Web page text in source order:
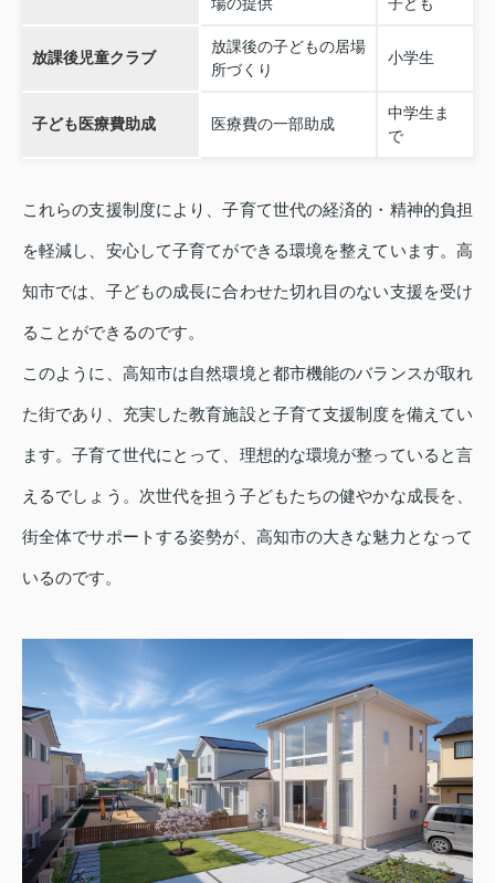
場の提供
子ども
放課後児童クラブ
放課後の子どもの居場
所づくり
小学生
子ども医療費助成 医療費の一部助成
中学生ま
で
これらの支援制度により、子育て世代の経済的・精神的負担
を軽減し、安心して子育てができる環境を整えています。高
知市では、子どもの成長に合わせた切れ目のない支援を受け
ることができるのです。
このように、高知市は自然環境と都市機能のバランスが取れ
た街であり、充実した教育施設と子育て支援制度を備えてい
ます。子育て世代にとって、理想的な環境が整っていると言
えるでしょう。次世代を担う子どもたちの健やかな成長を、
街全体でサポートする姿勢が、高知市の大きな魅力となって
いるのです。